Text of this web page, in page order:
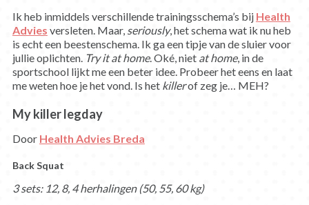
Ik heb inmiddels verschillende trainingsschema’s bij Health
Advies versleten. Maar, seriously, het schema wat ik nu heb
is echt een beestenschema. Ik ga een tipje van de sluier voor
jullie oplichten. Try it at home. Oké, niet at home, in de
sportschool lijkt me een beter idee. Probeer het eens en laat
me weten hoe je het vond. Is het killerof zeg je… MEH?
My killer legday
Door Health Advies Breda
Back Squat
3 sets: 12, 8, 4 herhalingen (50, 55, 60 kg)